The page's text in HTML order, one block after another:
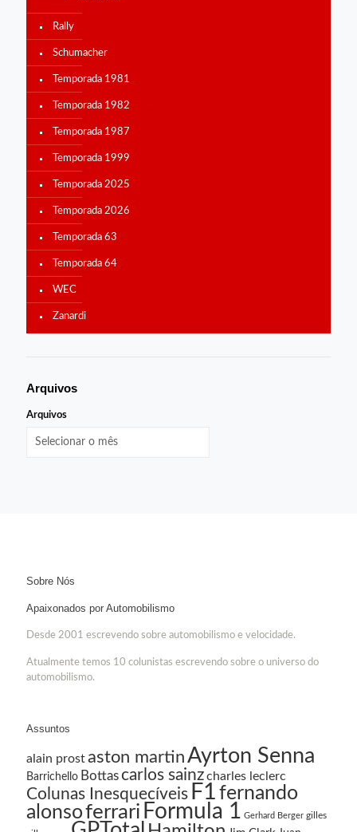
Rally
Schumacher
Temporada 1981
Temporada 1982
Temporada 1987
Temporada 1999
Temporada 2025
Temporada 2026
Temporada 63
Temporada 64
WEC
Zanardi
Arquivos
Arquivos
Sobre Nós
Apaixonados por Automobilismo
Desde 2001 escrevendo sobre automobilismo e velocidade.
Atualmente temos 10 colunistas escrevendo sobre o universo do
automobilismo.
Assuntos
alain prostaston martinAyrton Senna
Barrichello Bottas carlos sainzcharles leclerc
Colunas Inesquecíveis F1 fernando
alonsoferrari Formula 1 Gerhard Berger gilles